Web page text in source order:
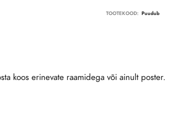
TOOTEKOOD: Puudub
koos erinevate raamidega või ainult poster.